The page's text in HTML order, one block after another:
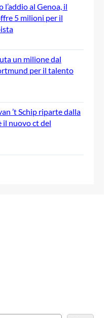
l’addio al Genoa, il
5 milioni per il
un milione dal
per il talento
’t Schip riparte dalla
il nuovo ct del